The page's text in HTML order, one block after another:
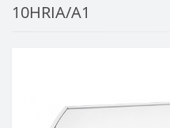
10HRIA/A1